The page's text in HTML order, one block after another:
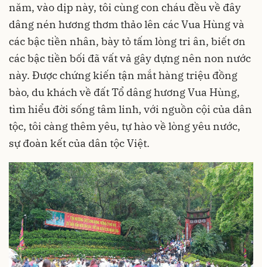
năm, vào dịp này, tôi cùng con cháu đều về đây
dâng nén hương thơm thảo lên các Vua Hùng và
các bậc tiền nhân, bày tỏ tấm lòng tri ân, biết ơn
các bậc tiền bối đã vất vả gây dựng nên non nước
này. Được chứng kiến tận mắt hàng triệu đồng
bào, du khách về đất Tổ dâng hương Vua Hùng,
tìm hiểu đời sống tâm linh, với nguồn cội của dân
tộc, tôi càng thêm yêu, tự hào về lòng yêu nước,
sự đoàn kết của dân tộc Việt.